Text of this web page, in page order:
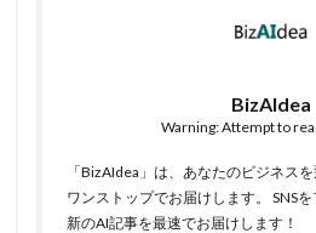
BizAIdea
Warning: Attempt to
「BizAIdea」は、あなたのビジネス
ワンストップでお届けします。 SNS
新のAI記事を最速でお届けします！